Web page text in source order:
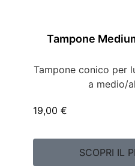
Tampone
Tampone conico per
a medio/
19,00 €
SCOPRI IL